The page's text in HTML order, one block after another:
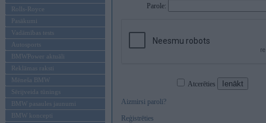
Rolls-Royce
Pasākumi
Vadāmības tests
Autosports
BMWPower aktuāli
Reklāmas raksti
Mēneša BMW
Sērijveida tūnings
BMW pasaules jaunumi
BMW koncepti
Parole:
Atcerēties
Aizmirsi paroli?
Reģistrēties